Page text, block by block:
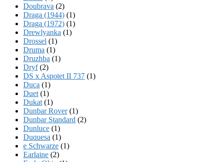
Doubrava (2)
Draga (1944) (1)
Draga (1972) (1)
Drewlyanka (1)
Drossel (1)
Druma (1)
Druzhba (1)
Dryf(2)
DS x Aspotet II 737 (1)
Duca (1)
Duet (1)
Dukat (1)
Dunbar Rover(1)
Dunbar Standard (2)
Dunluce (1)
Duquesa (1)
e Schwarze (1)
Earlaine (2)